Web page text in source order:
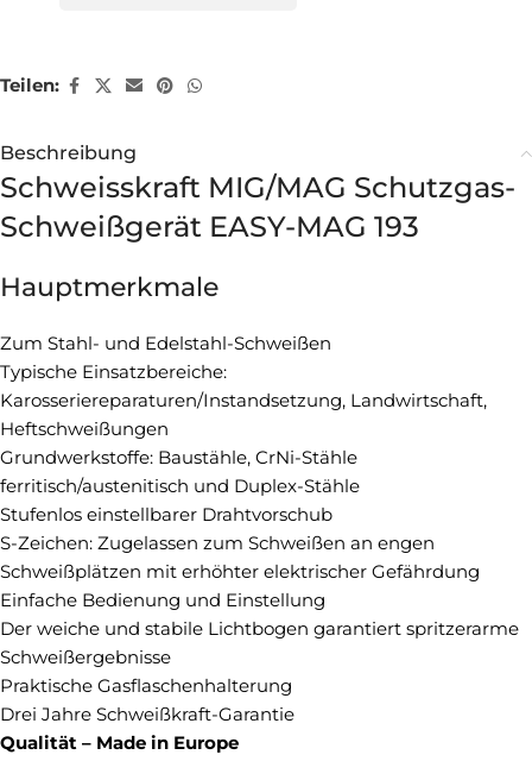
Teilen:
Beschreibung
Schweisskraft MIG/MAG Schutzgas-
Schweißgerät EASY-MAG 193
Hauptmerkmale
Zum Stahl- und Edelstahl-Schweißen
Typische Einsatzbereiche:
Karosseriereparaturen/Instandsetzung, Landwirtschaft,
Heftschweißungen
Grundwerkstoffe: Baustähle, CrNi-Stähle
ferritisch/austenitisch und Duplex-Stähle
Stufenlos einstellbarer Drahtvorschub
S-Zeichen: Zugelassen zum Schweißen an engen
Schweißplätzen mit erhöhter elektrischer Gefährdung
Einfache Bedienung und Einstellung
Der weiche und stabile Lichtbogen garantiert spritzerarme
Schweißergebnisse
Praktische Gasflaschenhalterung
Drei Jahre Schweißkraft-Garantie
Qualität – Made in Europe